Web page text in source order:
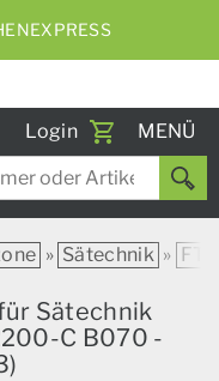
Login
Toggle
MENÜ
» Sätechnik »
Sätechnik
C B070 -